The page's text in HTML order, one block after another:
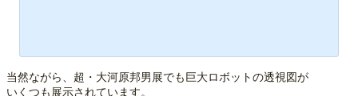
当然ながら、超・大河原邦男展でも巨大ロボットの透視図が
いくつも展示されています。